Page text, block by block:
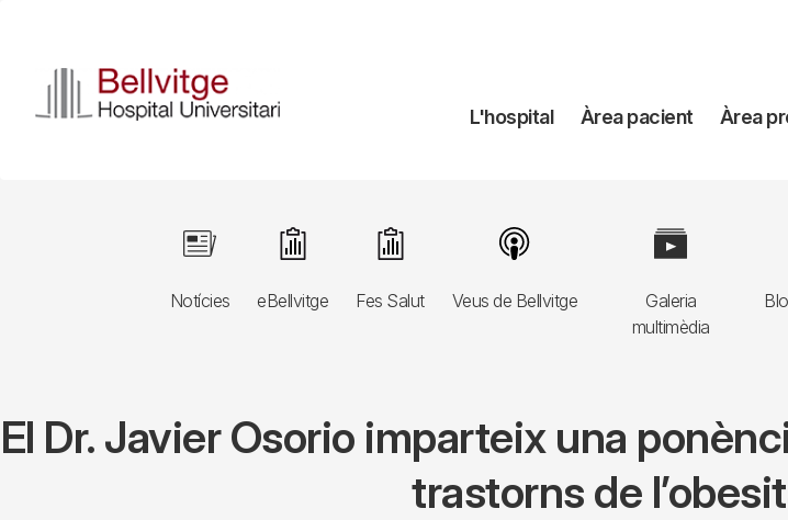
contingut
Navegación
L'hospital Àrea pacient Àrea
Notícies
Image
eBellvitge
Image
Fes Salut
Image
Veus de Bellvitge
Image
Galeria
multimèdia
Image
El Dr. Javier Osorio imparteix una
trastorns de